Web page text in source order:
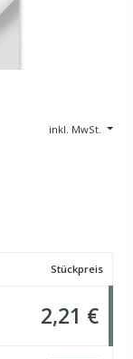
inkl. MwSt.
Stückpreis
2,21 €